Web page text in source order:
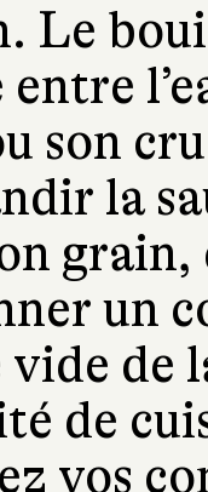
Le
son
la
grain,
un
de
de
vos